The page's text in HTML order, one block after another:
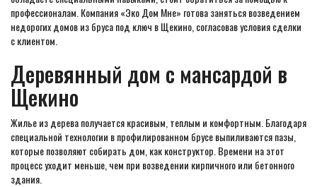
профессионалам. Компания «Эко Дом Мне» готова заняться возведением
недорогих домов из бруса под ключ в Щекино, согласовав условия сделки
с клиентом.
Деревянный дом с мансардой в
Щекино
Жилье из дерева получается красивым, теплым и комфортным. Благодаря
специальной технологии в профилированном брусе выпиливаются пазы,
которые позволяют собирать дом, как конструктор. Времени на этот
процесс уходит меньше, чем при возведении кирпичного или бетонного
здания.